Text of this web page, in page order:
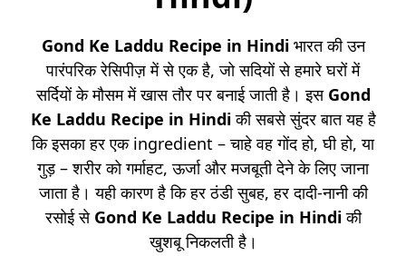
Gond Ke Laddu Recipe in Hindiभारत की उन
पारंपरिक रेसिपीज़ में से एक है, जो सदियों से हमारे घरों में
सर्दियों के मौसम में खास तौर पर बनाई जाती है। इस Gond
Ke Laddu Recipe in Hindiकी सबसे सुंदर बात यह है
कि इसका हर एक ingredient – चाहे वह गोंद हो, घी हो, या
गुड़ – शरीर को गर्माहट, ऊर्जा और मजबूती देने के लिए जाना
जाता है। यही कारण है कि हर ठंडी सुबह, हर दादी-नानी की
रसोई से Gond Ke Laddu Recipe in Hindiकी
खुशबू निकलती है।